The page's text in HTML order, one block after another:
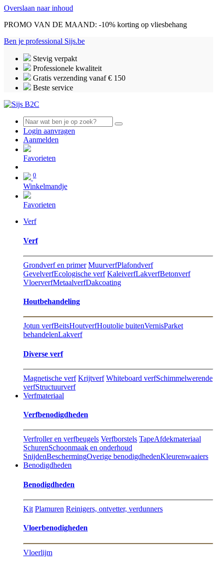
Overslaan naar inhoud
PROMO VAN DE MAAND: -10% korting op vliesbehang
Ben je professional Sijs.be
Stevig verpakt
Professionele kwaliteit
Gratis verzending vanaf € 150
Beste service
Login aanvragen
Aanmelden
Favorieten
0
Winkelmandje
Favorieten
Verf
Verf
Grondverf en primer MuurverfPlafondverf
GevelverfEcologische verf KaleiverfLakverfBetonverf
VloerverfMetaalverfDakcoating
Hout​behandeling
Jotun verfBeitsHoutverfHoutolie buitenVernisParket
behandelenLakverf
Diverse verf
Magnetische verf Krijtverf Whiteboard verfSchimmelwerende
verfStructuurverf
Verfmateriaal
Verfbenodigdheden
Verfroller en verfbeugels Verfborstels TapeAfdekmateriaal
SchurenSchoonmaak en onderhoud
SnijdenBeschermingOverige benodigdhedenKleurenwaaiers
Benodigdheden
Benodigdheden
Kit Plamuren Reinigers, ontvetter, verdunners
Vloerbenodigheden
Vloerlijm